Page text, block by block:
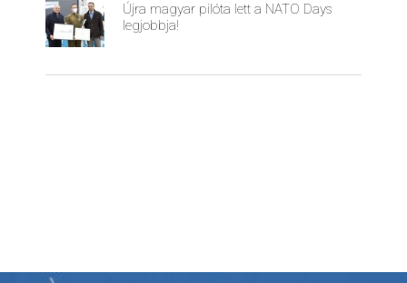
Újra magyar pilóta lett a NATO Days
legjobbja!